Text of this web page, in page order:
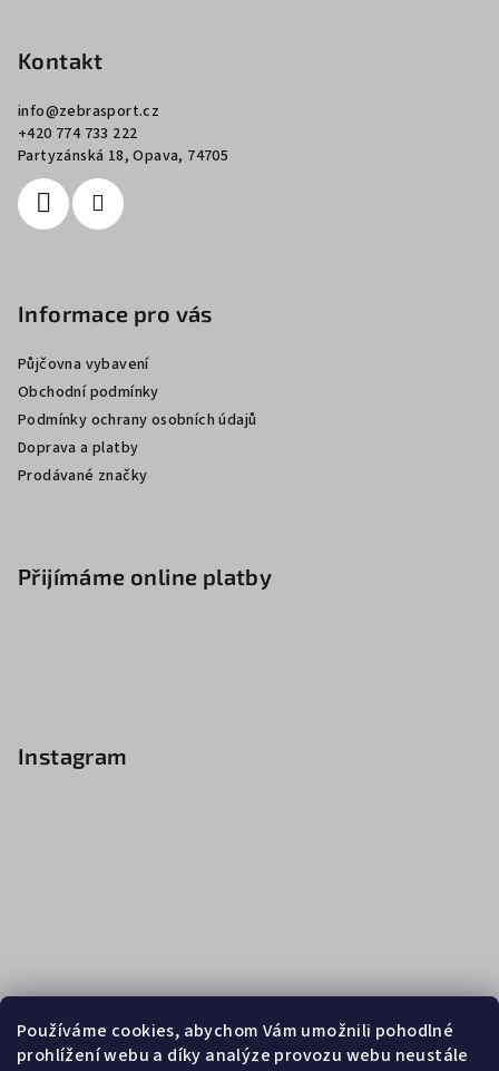
Používáme cookies, abychom Vám umožnili pohodlné
prohlížení webu a díky analýze provozu webu neustále
Kontakt
info@zebrasport.cz
+420 774 733 222
Partyzánská 18, Opava, 74705
Informace pro vás
Půjčovna vybavení
Obchodní podmínky
Podmínky ochrany osobních údajů
Doprava a platby
Prodávané značky
Přijímáme online platby
Instagram